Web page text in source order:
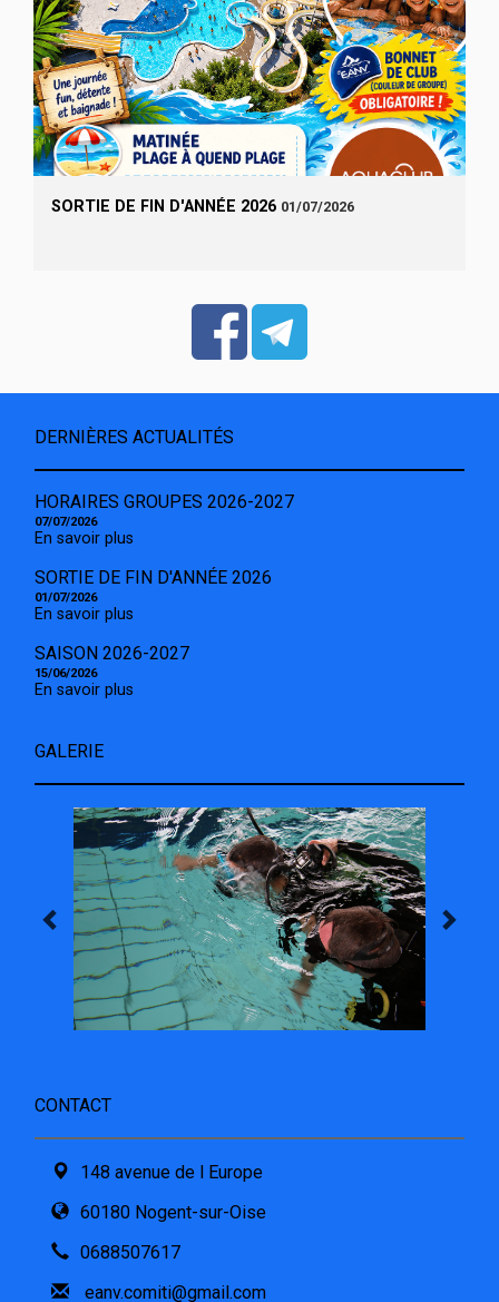
SORTIE DE FIN D'ANNÉE 2026 01/07/2026
DERNIÈRES ACTUALITÉS
HORAIRES GROUPES 2026-2027
07/07/2026
En savoir plus
SORTIE DE FIN D'ANNÉE 2026
01/07/2026
En savoir plus
SAISON 2026-2027
15/06/2026
En savoir plus
GALERIE
CONTACT
148 avenue de l Europe
60180 Nogent-sur-Oise
0688507617
eanv.comiti@gmail.com